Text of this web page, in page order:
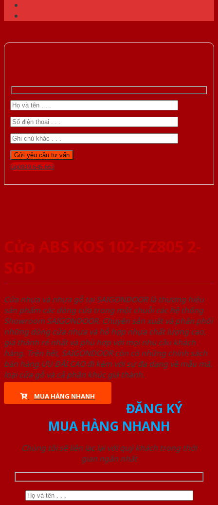
Gọi 0939.645.663
Cửa ABS KOS 102-FZ805 2-
SGD
Cửa nhựa và nhựa gỗ tại SAIGONDOOR là thương hiệu
sản phẩm các dòng cửa trong một chuỗi các hệ thống
Showroom SAIGONDOOR. Chuyên sản xuất và phân phối
những dòng cửa nhựa và hỗ hợp nhựa chất lượng cao,
giá thành rẻ nhất và phù hợp với mọi nhu cầu khách
hàng. Trên hết, SAIGONDOOR còn có những chính sách
bán hàng ƯU ĐÃI CAO đi kèm với sự đa dạng về mẫu mã,
loại cửa gỗ và cả phân khúc giá thành.
MUA HÀNG NHANH
ĐĂNG KÝ
MUA HÀNG NHANH
Chúng tôi sẽ liên lạc lại với quý khách trong thời
gian ngắn nhất